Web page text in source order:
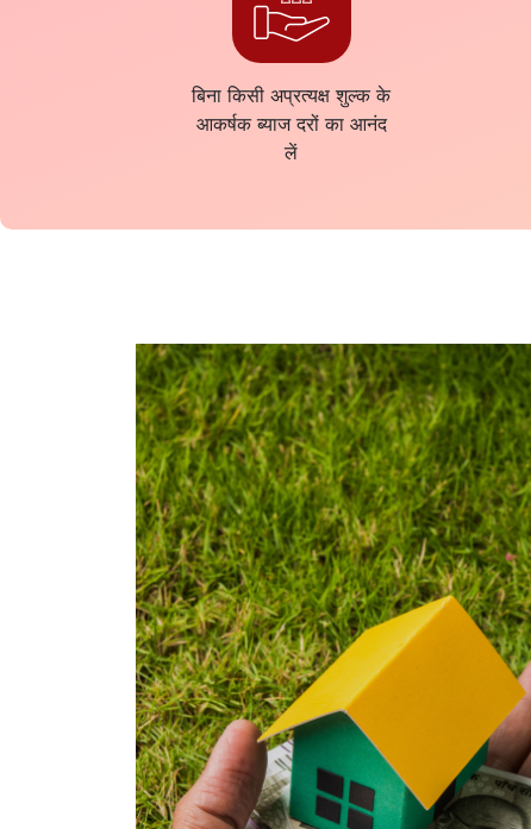
बिना किसी अप्रत्यक्ष शुल्क के
आकर्षक ब्याज दरों का आनंद
लें